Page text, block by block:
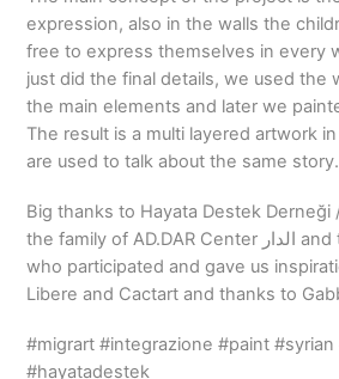
expression, also in the walls the
free to express themselves in every
just did the final details, we used the
the main elements and later we
The result is a multi layered artwork
are used to talk about the same story.
Big thanks to Hayata Destek Derneği
the family of AD.DAR Center الدار and to all the children
who participated and gave us
Libere and Cactart and thanks to
#migrart #integrazione #paint
#hayatadestek